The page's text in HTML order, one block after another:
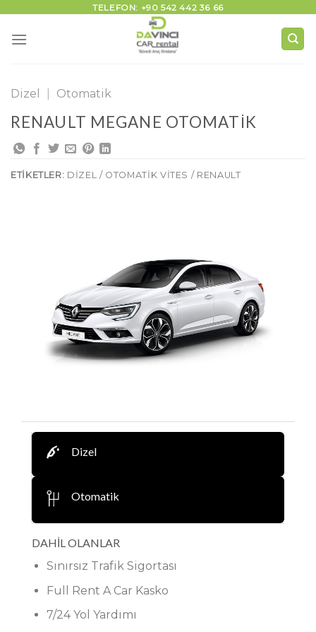
TELEFON: +90 542 442 36 66
Dizel Otomatik
RENAULT MEGANE OTOMATIK
ETIKETLER: DIZEL / OTOMATIK VITES / RENAULT
Dizel
Otomatik
DAHİL OLANLAR
Sınırsız Trafik Sigortası
Full Rent A Car Kasko
7/24 Yol Yardımı